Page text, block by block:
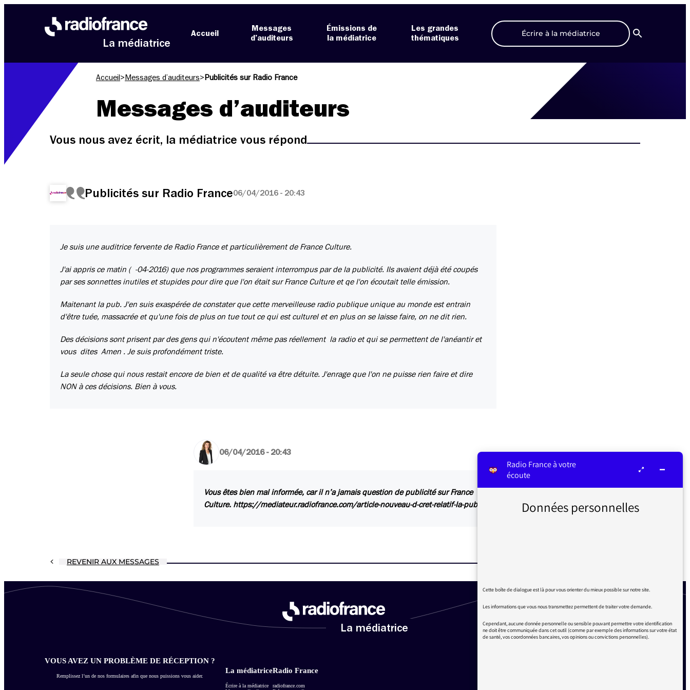
La médiatrice
Accueil
Messages
d’auditeurs
Émissions de
la médiatrice
Les grandes
thématiques
Écrire à la médiatrice
Recherche
Accueil > Messages d’auditeurs> Publicités sur Radio France
Messages d’auditeurs
Vous nous avez écrit, la médiatrice vous répond
Publicités sur Radio France06/04/2016 - 20:43
Je suis une auditrice fervente de Radio France et particulièrement de France Culture.
J'ai appris ce matin ( -04-2016) que nos programmes seraient interrompus par de la publicité. Ils avaient déjà été coupés
par ses sonnettes inutiles et stupides pour dire que l'on était sur France Culture et qe l'on écoutait telle émission.
Maitenant la pub. J'en suis exaspérée de constater que cette merveilleuse radio publique unique au monde est entrain
d'être tuée, massacrée et qu'une fois de plus on tue tout ce qui est culturel et en plus on se laisse faire, on ne dit rien.
Des décisions sont prisent par des gens qui n'écoutent même pas réellement la radio et qui se permettent de l'anéantir et
vous dites Amen . Je suis profondément triste.
La seule chose qui nous restait encore de bien et de qualité va être détuite. J'enrage que l'on ne puisse rien faire et dire
NON à ces décisions. Bien à vous.
06/04/2016 - 20:43
Vous êtes bien mal informée, car il n’a jamais question de publicité sur France
Culture. https://mediateur.radiofrance.com/article-nouveau-d-cret-relatif-la-publicit-radio-france
REVENIR AUX MESSAGES
La médiatrice
VOUS AVEZ UN PROBLÈME DE RÉCEPTION ?
Remplissez l’un de nos formulaires afin que nous puissions vous aider.
La médiatrice
Écrire à la médiatrice
Radio France
radiofrance.com
Radio France à votre
écoute
Données personnelles
Cette boîte de dialogue est là pour vous orienter du mieux possible sur notre site.
Les informations que vous nous transmettez permettent de traiter votre demande.
Cependant, aucune donnée personnelle ou sensible pouvant permettre votre identification
ne doit être communiquée dans cet outil (comme par exemple des informations sur votre état
de santé, vos coordonnées bancaires, vos opinions ou convictions personnelles).